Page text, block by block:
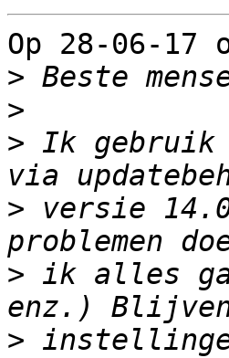
Op 28-06-17
>
>
> Ik gebruik
> versie
> ik alles
>